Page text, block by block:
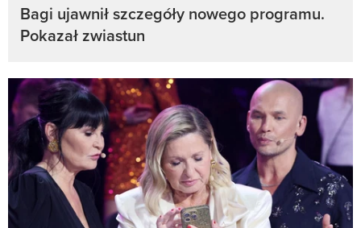
Bagi ujawnił szczegóły nowego programu.
Pokazał zwiastun